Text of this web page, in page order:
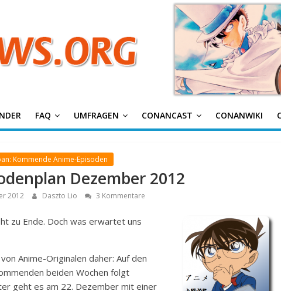
FAQ UMFRAGEN CONANCAST CONANWIKI
Kommende Anime-Episoden
Dezember 2012
2012 Daszto Lio 3 Kommentare
zu Ende. Doch was erwartet uns
Anime-Originalen daher: Auf den
beiden Wochen folgt
geht es am 22. Dezember mit einer